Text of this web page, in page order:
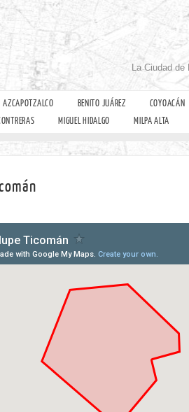
La Ciudad
AZCAPOTZALCO BENITO JUÁREZ
COYOACÁN
MIGUEL HIDALGO MILPA ALTA